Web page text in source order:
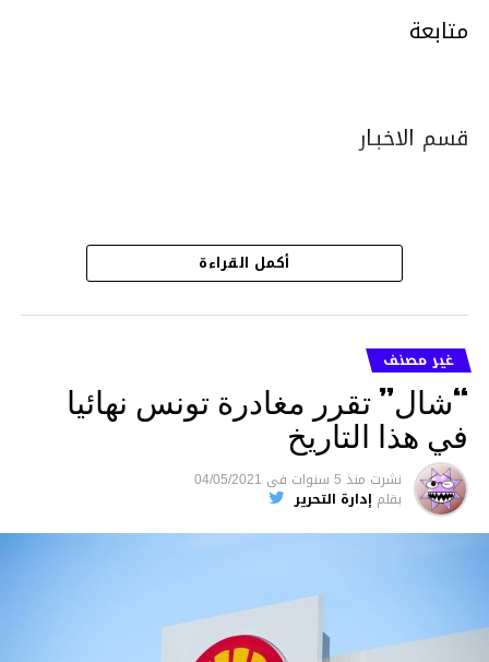
متابعة
قسم الاخبـار
أكمل القراءة
غير مصنف
“شال” تقرر مغادرة تونس نهائيا
في هذا التاريخ
نشرت منذ 5 سنوات فى 04/05/2021
بقلم إدارة التحرير